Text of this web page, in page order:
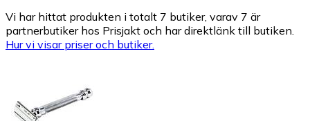
Vi har hittat produkten i totalt 7 butiker, varav 7 är
partnerbutiker hos Prisjakt och har direktlänk till butiken.
Hur vi visar priser och butiker.